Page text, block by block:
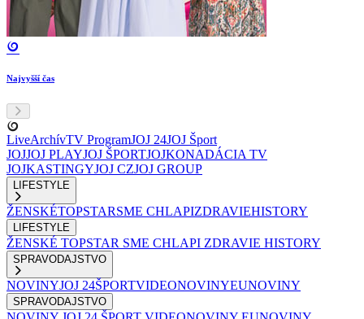
Najvyšší čas
LiveArchívTV ProgramJOJ 24JOJ Šport
JOJJOJ PLAYJOJ ŠPORTJOJKONADÁCIA TV
JOJKASTINGYJOJ CZJOJ GROUP
LIFESTYLE
ŽENSKÉTOPSTARSME CHLAPIZDRAVIEHISTORY
LIFESTYLE
ŽENSKÉ TOPSTAR SME CHLAPI ZDRAVIE HISTORY
SPRAVODAJSTVO
NOVINYJOJ 24ŠPORTVIDEONOVINYEUNOVINY
SPRAVODAJSTVO